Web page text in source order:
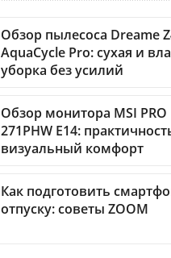
Обзор пылесоса Dreame
AquaCycle Pro: сухая и
уборка без усилий
Обзор монитора MSI PRO
271PHW E14:
визуальный комфорт
Как подготовить
отпуску: советы ZOOM